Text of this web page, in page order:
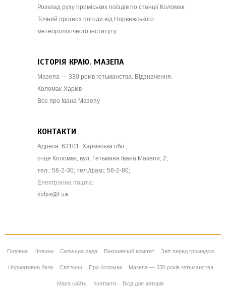
Розклад руху приміських поїздів по станції Коломак
Точний прогноз погоди від Норвежського
метеорологічного інституту
ІСТОРІЯ КРАЮ. МАЗЕПА
Мазепа — 330 років гетьманства. Відзначення.
Коломак-Харків
Все про Івана Мазепу
КОНТАКТИ
Адреса: 63101, Харківська обл.,
с-ще Коломак, вул. Гетьмана Івана Мазепи, 2;
тел.: 56-2-30; тел./факс: 56-2-80;
Електронна пошта:
Головна Новини Селищна рада Виконавчий комітет Звіт перед громадою
Нормативна база Світлини Про Коломак Мазепа — 330 років гетьманства
Мапа сайту Контакти Вхід для авторів